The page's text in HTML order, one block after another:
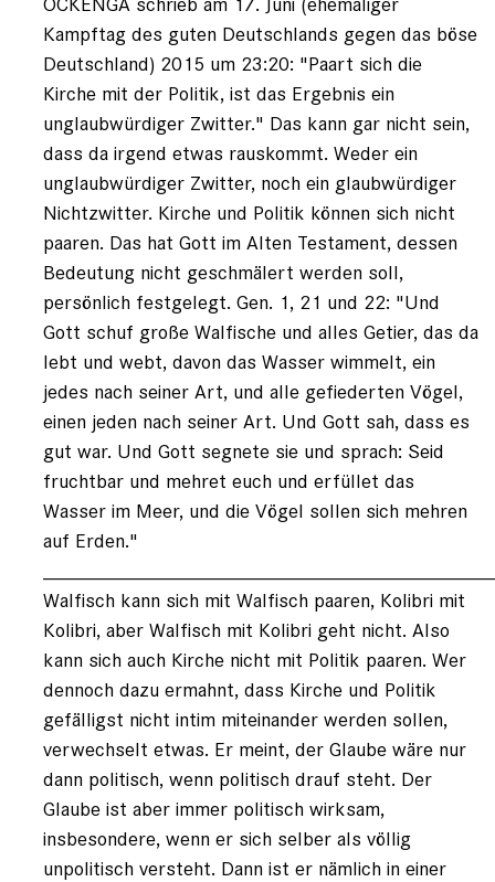
Kampftag des guten Deutschlands gegen das böse
Deutschland) 2015 um 23:20: "Paart sich die
Kirche mit der Politik, ist das Ergebnis ein
unglaubwürdiger Zwitter." Das kann gar nicht sein,
dass da irgend etwas rauskommt. Weder ein
unglaubwürdiger Zwitter, noch ein glaubwürdiger
Nichtzwitter. Kirche und Politik können sich nicht
paaren. Das hat Gott im Alten Testament, dessen
Bedeutung nicht geschmälert werden soll,
persönlich festgelegt. Gen. 1, 21 und 22: "Und
Gott schuf große Walfische und alles Getier, das da
lebt und webt, davon das Wasser wimmelt, ein
jedes nach seiner Art, und alle gefiederten Vögel,
einen jeden nach seiner Art. Und Gott sah, dass es
gut war. Und Gott segnete sie und sprach: Seid
fruchtbar und mehret euch und erfüllet das
Wasser im Meer, und die Vögel sollen sich mehren
auf Erden."
Walfisch kann sich mit Walfisch paaren, Kolibri mit
Kolibri, aber Walfisch mit Kolibri geht nicht. Also
kann sich auch Kirche nicht mit Politik paaren. Wer
dennoch dazu ermahnt, dass Kirche und Politik
gefälligst nicht intim miteinander werden sollen,
verwechselt etwas. Er meint, der Glaube wäre nur
dann politisch, wenn politisch drauf steht. Der
Glaube ist aber immer politisch wirksam,
insbesondere, wenn er sich selber als völlig
unpolitisch versteht. Dann ist er nämlich in einer